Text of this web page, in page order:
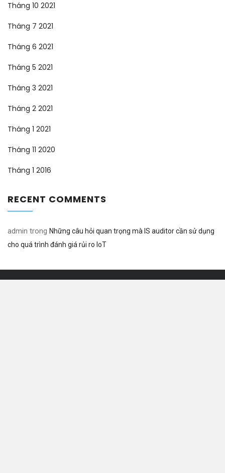
Tháng 10 2021
Tháng 7 2021
Tháng 6 2021
Tháng 5 2021
Tháng 3 2021
Tháng 2 2021
Tháng 1 2021
Tháng 11 2020
Tháng 1 2016
RECENT COMMENTS
admin trong Những câu hỏi quan trọng mà IS auditor cần sử dụng
cho quá trình đánh giá rủi ro IoT